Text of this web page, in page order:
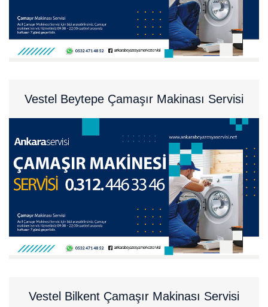
Vestel Beytepe Çamaşır Makinası Servisi
Vestel Bilkent Çamaşır Makinası Servisi